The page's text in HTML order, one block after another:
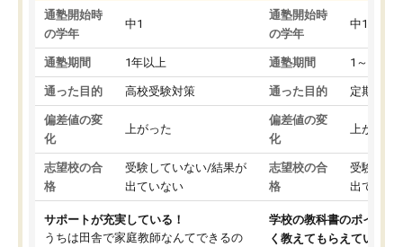
通塾開始時
の学年
中1
通塾期間 1年以上
通った目的 高校受験対策
偏差値の変
化
上がった
志望校の合
格
受験していない/結果が
出ていない
サポートが充実している！
うちは田舎で家庭教師なんてできるの
通塾開始時
の学年
中1
通塾期間 1～3ヵ月
通った目的 定期テス
偏差値の変
化
上がった
志望校の合
格
受験して
出ていな
学校の教科書のポイント
く教えてもらえている